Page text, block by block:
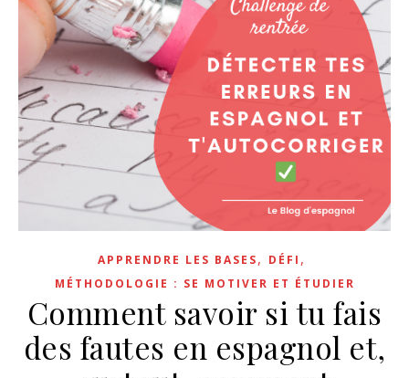
APPRENDRE LES BASES, DÉFI ,
MÉTHODOLOGIE : SE MOTIVER ET ÉTUDIER
Comment savoir si tu fais
des fautes en espagnol et,